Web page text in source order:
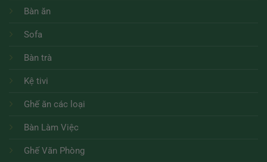
Bàn ăn
Sofa
Bàn trà
Kệ tivi
Ghế ăn các loại
Bàn Làm Việc
Ghế Văn Phòng